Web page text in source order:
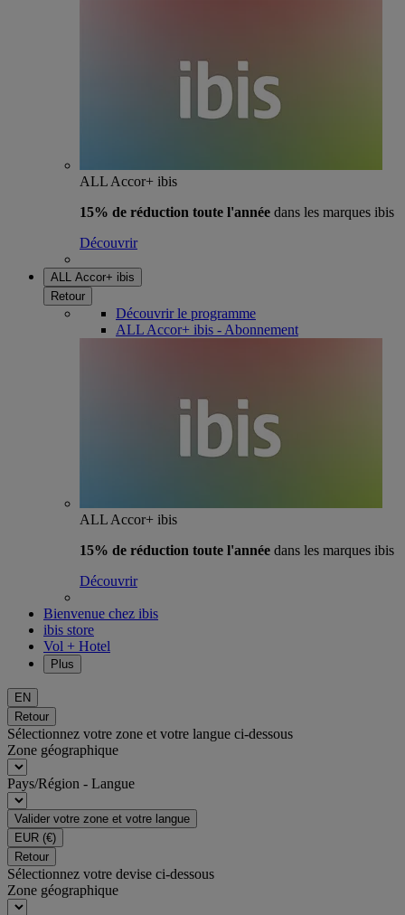
ALL Accor+ ibis
15% de réduction toute l'année dans les marques ibis
Découvrir
ALL Accor+ ibis
Retour
Découvrir le programme
ALL Accor+ ibis - Abonnement
ALL Accor+ ibis
15% de réduction toute l'année dans les marques ibis
Découvrir
Bienvenue chez ibis
ibis store
Vol + Hotel
Plus
EN
Retour
Sélectionnez votre zone et votre langue ci-dessous
Zone géographique
Pays/Région - Langue
Valider votre zone et votre langue
EUR (€)
Retour
Sélectionnez votre devise ci-dessous
Zone géographique